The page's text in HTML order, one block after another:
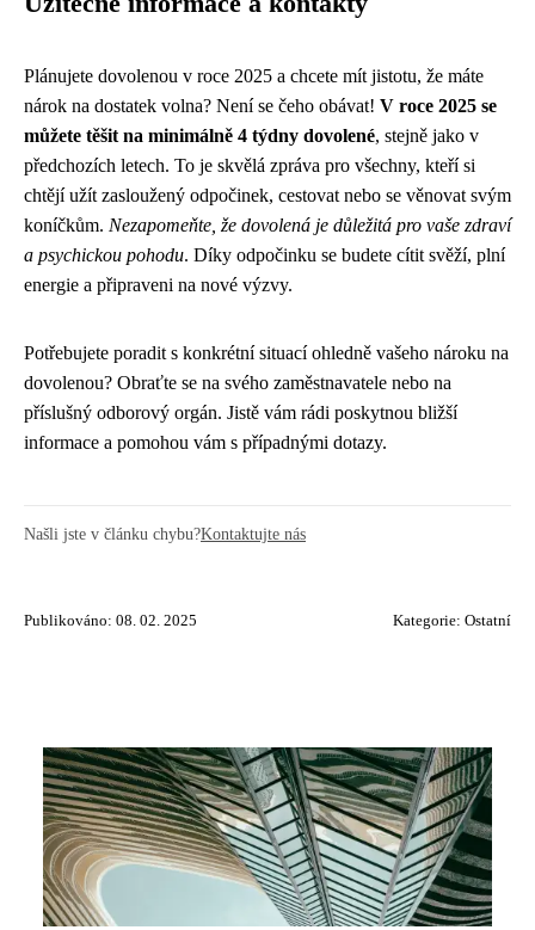
Plánujete dovolenou v roce 2025 a chcete mít jistotu, že máte
nárok na dostatek volna? Není se čeho obávat! V roce 2025 se
můžete těšit na minimálně 4 týdny dovolené, stejně jako v
předchozích letech. To je skvělá zpráva pro všechny, kteří si
chtějí užít zasloužený odpočinek, cestovat nebo se věnovat svým
koníčkům. Nezapomeňte, že dovolená je důležitá pro vaše zdraví
a psychickou pohodu. Díky odpočinku se budete cítit svěží, plní
energie a připraveni na nové výzvy.
Potřebujete poradit s konkrétní situací ohledně vašeho nároku na
dovolenou? Obraťte se na svého zaměstnavatele nebo na
příslušný odborový orgán. Jistě vám rádi poskytnou bližší
informace a pomohou vám s případnými dotazy.
Našli jste v článku chybu?Kontaktujte nás
Publikováno: 08. 02. 2025 Kategorie: Ostatní